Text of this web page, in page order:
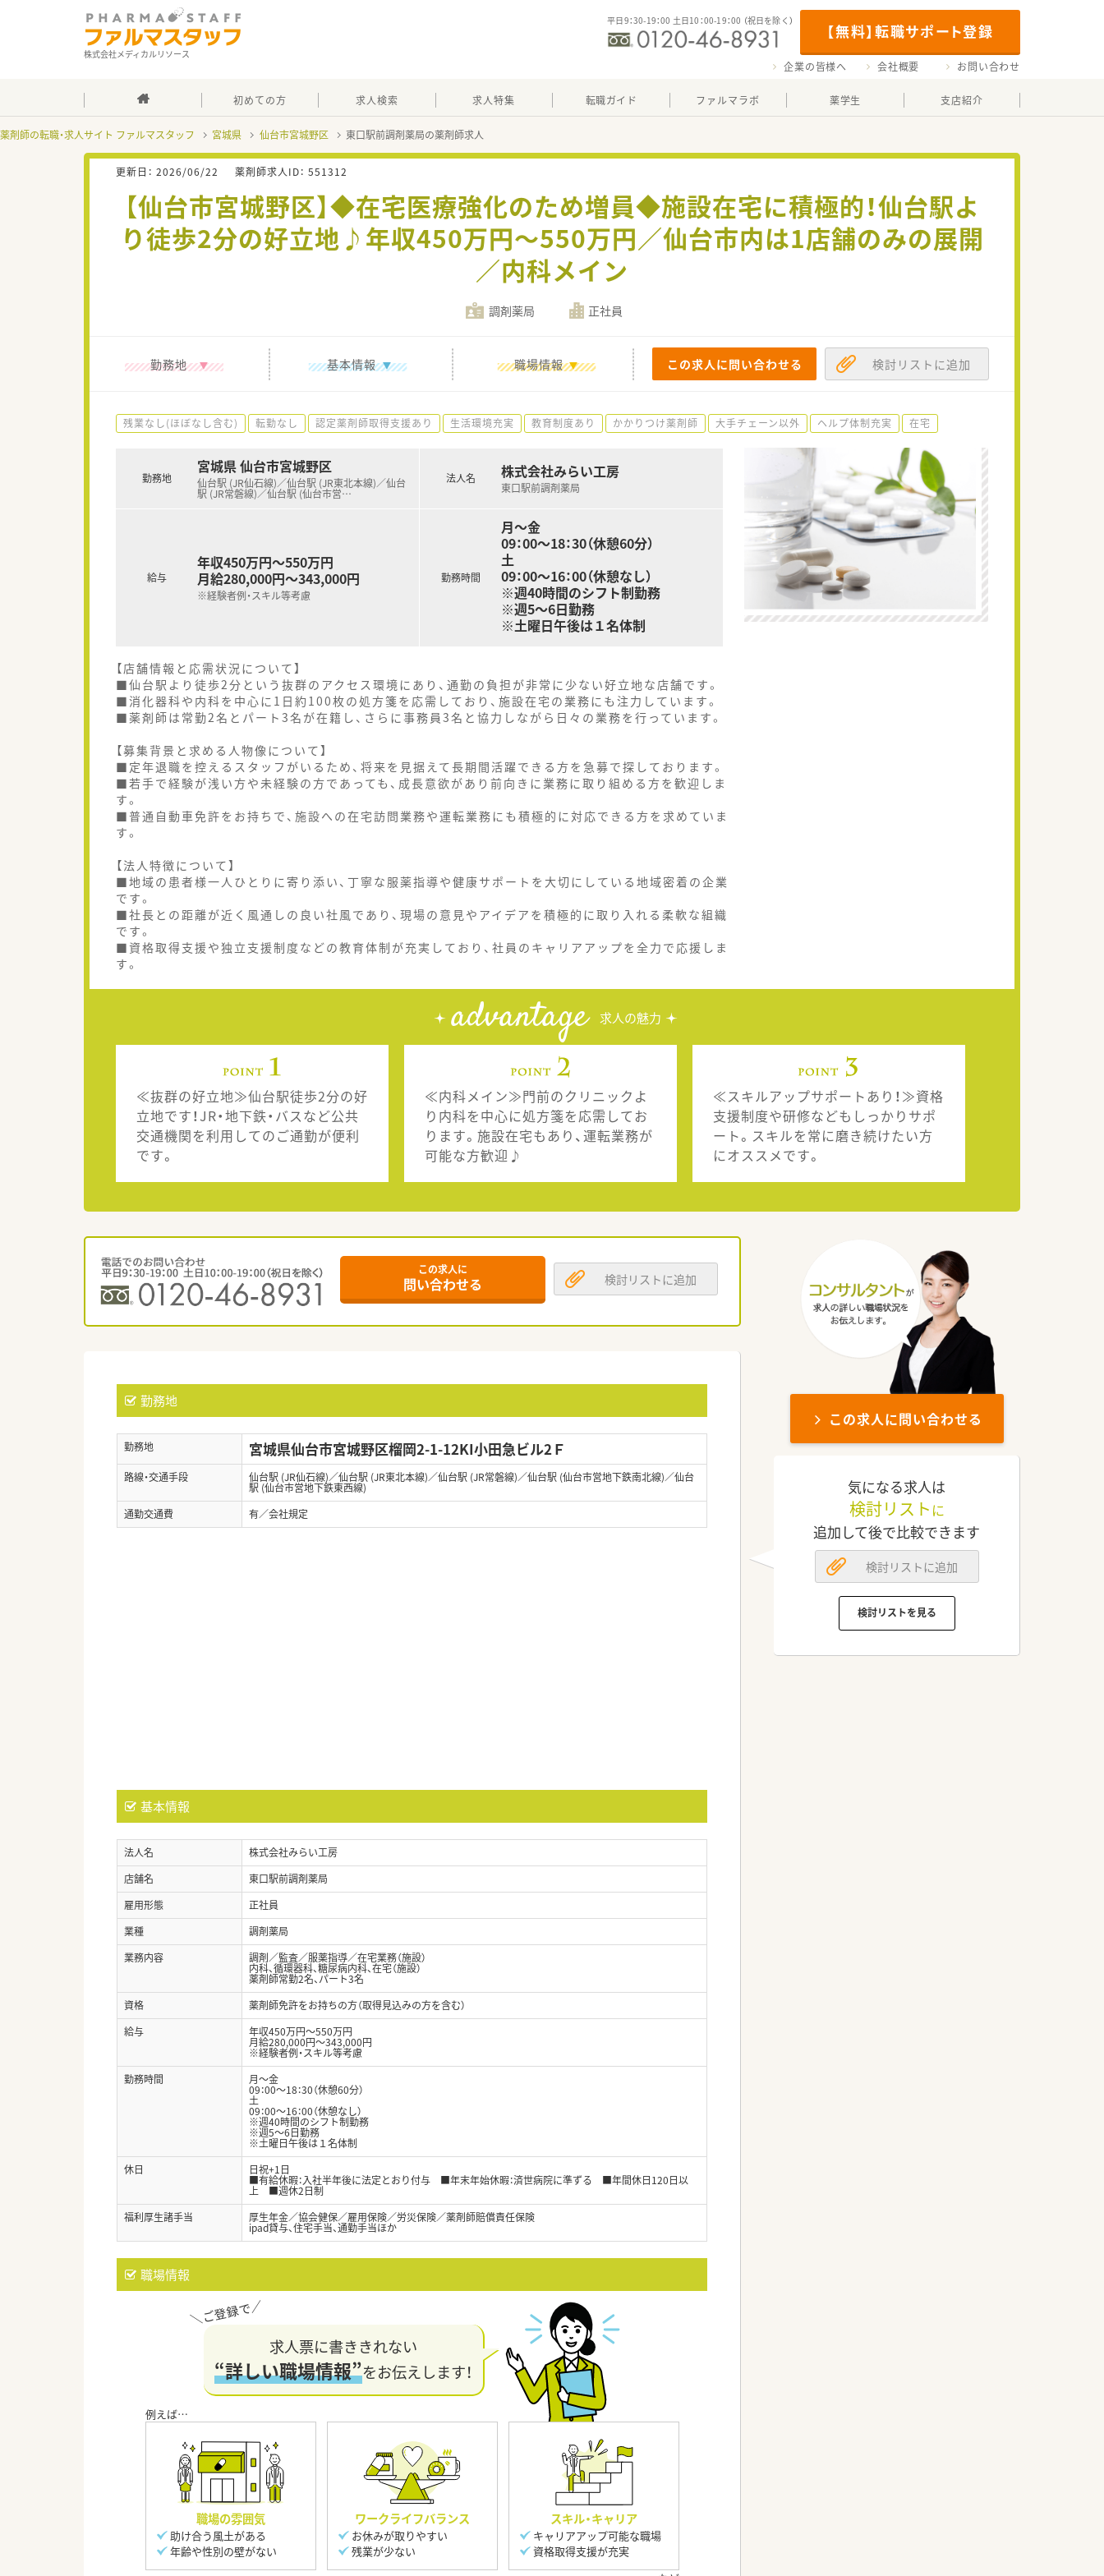
株式会社メディカルリソース
【無料】転職サポート登録
平日9：30-19：00 土日10：00-19：00 （祝日を除く）
企業の皆様へ 会社概要 お問い合わせ
初めての方 求人検索 求人特集 転職ガイド ファルマラボ 薬学生 支店紹介
薬剤師の転職・求人サイト ファルマスタッフ 宮城県 仙台市宮城野区 東口駅前調剤薬局の薬剤師求人
更新日： 2026/06/22 薬剤師求人ID： 551312
【仙台市宮城野区】◆在宅医療強化のため増員◆施設在宅に積極的！仙台駅よ
り徒歩2分の好立地♪年収450万円～550万円／仙台市内は1店舗のみの展開
／内科メイン
調剤薬局 正社員
勤務地 基本情報 職場情報 この求人に問い合わせる 検討リストに追加
残業なし(ほぼなし含む) 転勤なし 認定薬剤師取得支援あり 生活環境充実 教育制度あり かかりつけ薬剤師 大手チェーン以外 ヘルプ体制充実 在宅
勤務地
宮城県 仙台市宮城野区
仙台駅 (JR仙石線)／仙台駅 (JR東北本線)／仙台
駅 (JR常磐線)／仙台駅 (仙台市営…
給与
年収450万円～550万円
月給280,000円～343,000円
※経験者例・スキル等考慮
法人名 株式会社みらい工房
東口駅前調剤薬局
勤務時間
月～金
09：00～18：30（休憩60分）
土
09：00～16：00（休憩なし）
※週40時間のシフト制勤務
※週5～6日勤務
※土曜日午後は１名体制
【店舗情報と応需状況について】
■仙台駅より徒歩2分という抜群のアクセス環境にあり、通勤の負担が非常に少ない好立地な店舗です。
■消化器科や内科を中心に1日約100枚の処方箋を応需しており、施設在宅の業務にも注力しています。
■薬剤師は常勤2名とパート3名が在籍し、さらに事務員3名と協力しながら日々の業務を行っています。
【募集背景と求める人物像について】
■定年退職を控えるスタッフがいるため、将来を見据えて長期間活躍できる方を急募で探しております。
■若手で経験が浅い方や未経験の方であっても、成長意欲があり前向きに業務に取り組める方を歓迎しま
す。
■普通自動車免許をお持ちで、施設への在宅訪問業務や運転業務にも積極的に対応できる方を求めていま
す。
【法人特徴について】
■地域の患者様一人ひとりに寄り添い、丁寧な服薬指導や健康サポートを大切にしている地域密着の企業
です。
■社長との距離が近く風通しの良い社風であり、現場の意見やアイデアを積極的に取り入れる柔軟な組織
です。
■資格取得支援や独立支援制度などの教育体制が充実しており、社員のキャリアアップを全力で応援しま
す。
advantage 求人の魅力
≪抜群の好立地≫仙台駅徒歩2分の好
立地です！JR・地下鉄・バスなど公共
交通機関を利用してのご通勤が便利
です。
≪内科メイン≫門前のクリニックよ
り内科を中心に処方箋を応需してお
ります。施設在宅もあり、運転業務が
可能な方歓迎♪
≪スキルアップサポートあり！≫資格
支援制度や研修などもしっかりサポ
ート。スキルを常に磨き続けたい方
にオススメです。
この求人に
問い合わせる 検討リストに追加
勤務地
勤務地 宮城県仙台市宮城野区榴岡2-1-12KI小田急ビル2Ｆ
路線・交通手段 仙台駅 (JR仙石線)／仙台駅 (JR東北本線)／仙台駅 (JR常磐線)／仙台駅 (仙台市営地下鉄南北線)／仙台
駅 (仙台市営地下鉄東西線)
通勤交通費
有／会社規定
基本情報
法人名
株式会社みらい工房
店舗名
東口駅前調剤薬局
雇用形態
正社員
業種
調剤薬局
業務内容
調剤／監査／服薬指導／在宅業務（施設）
内科、循環器科、糖尿病内科、在宅（施設）
薬剤師常勤2名、パート3名
資格
薬剤師免許をお持ちの方（取得見込みの方を含む）
給与
年収450万円～550万円
月給280,000円～343,000円
※経験者例・スキル等考慮
勤務時間
月～金
09：00～18：30（休憩60分）
土
09：00～16：00（休憩なし）
※週40時間のシフト制勤務
※週5～6日勤務
※土曜日午後は１名体制
休日
日祝+1日
■有給休暇：入社半年後に法定とおり付与 ■年末年始休暇：済世病院に準ずる ■年間休日120日以
上 ■週休2日制
福利厚生諸手当
厚生年金／協会健保／雇用保険／労災保険／薬剤師賠償責任保険
ipad貸与、住宅手当、通勤手当ほか
職場情報
求人票に書ききれない
“詳しい職場情報”をお伝えします！
職場の雰囲気
助け合う風土がある
年齢や性別の壁がない
ワークライフバランス
お休みが取りやすい
残業が少ない
スキル・キャリア
キャリアアップ可能な職場
資格取得支援が充実
この求人に問い合わせる
気になる求人は
検討リスト に
追加して後で比較できます
検討リストに追加
検討リストを見る